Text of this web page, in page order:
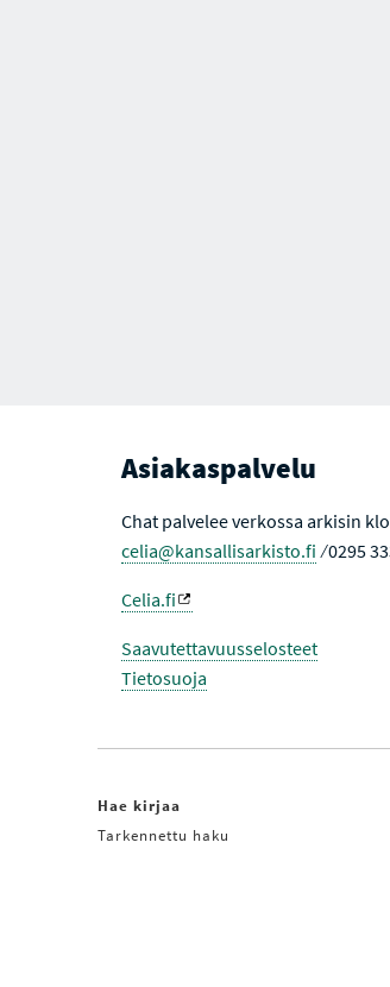
Asiakaspalvelu
Chat palvelee verkossa arkisin
celia@kansallisarkisto.fi ⁄ 0295
Celia.fi
Saavutettavuusselosteet
Tietosuoja
Hae kirjaa
Tarkennettu haku